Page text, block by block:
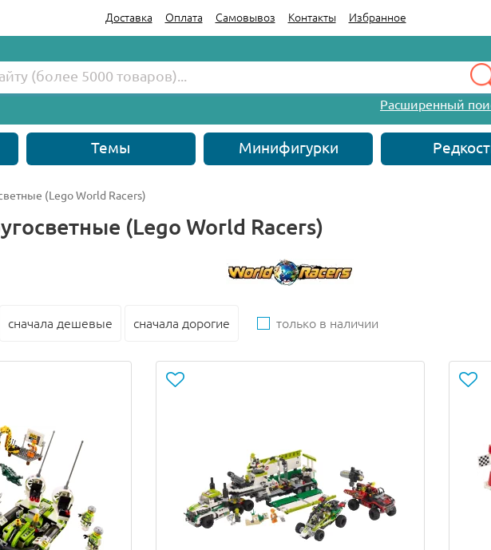
Доставка Оплата Самовывоз Контакты Избранное
Расширенный
Темы Минифигурки
(Lego World Racers)
(Lego World Racers)
сначала дешевые сначала дорогие только в наличии